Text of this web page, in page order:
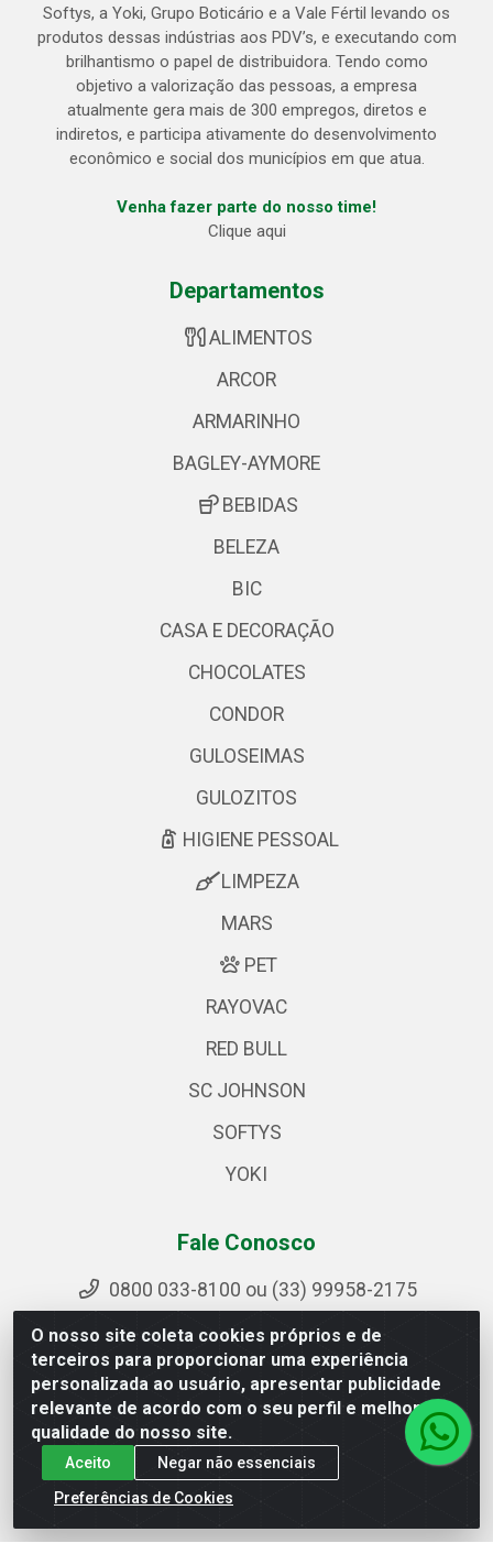
O nosso site coleta cookies próprios e de
terceiros para proporcionar uma experiência
personalizada ao usuário, apresentar publicidade
relevante de acordo com o seu perfil e melhorar a
qualidade do nosso site.
Aceito
Negar não essenciais
Preferências de Cookies
Softys, a Yoki, Grupo Boticário e a Vale Fértil levando os
produtos dessas indústrias aos PDV’s, e executando com
brilhantismo o papel de distribuidora. Tendo como
objetivo a valorização das pessoas, a empresa
atualmente gera mais de 300 empregos, diretos e
indiretos, e participa ativamente do desenvolvimento
econômico e social dos municípios em que atua.
Venha fazer parte do nosso time!
Clique aqui
Departamentos
ALIMENTOS
ARCOR
ARMARINHO
BAGLEY-AYMORE
BEBIDAS
BELEZA
BIC
CASA E DECORAÇÃO
CHOCOLATES
CONDOR
GULOSEIMAS
GULOZITOS
HIGIENE PESSOAL
LIMPEZA
MARS
PET
RAYOVAC
RED BULL
SC JOHNSON
SOFTYS
YOKI
Fale Conosco
0800 033-8100 ou (33) 99958-2175
sac@ipirangamg.com.br
Acompanhe nossas publicações
Ipiranga Distribuição LTDA - Avenida Doutor Jorge
Hannas, 101 - Ponte da Aldeia - Manhuaçu / MG - CEP
36906-440 - CNPJ 25.310.749/0001-66